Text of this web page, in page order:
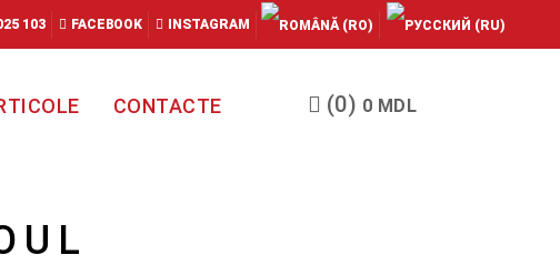
103 FACEBOOK INSTAGRAM
CONTACTE (0) 0 MDL